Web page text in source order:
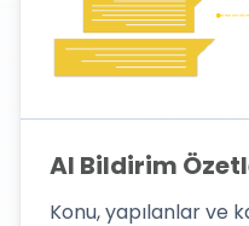
AI Bildirim
Konu, yapılanlar ve